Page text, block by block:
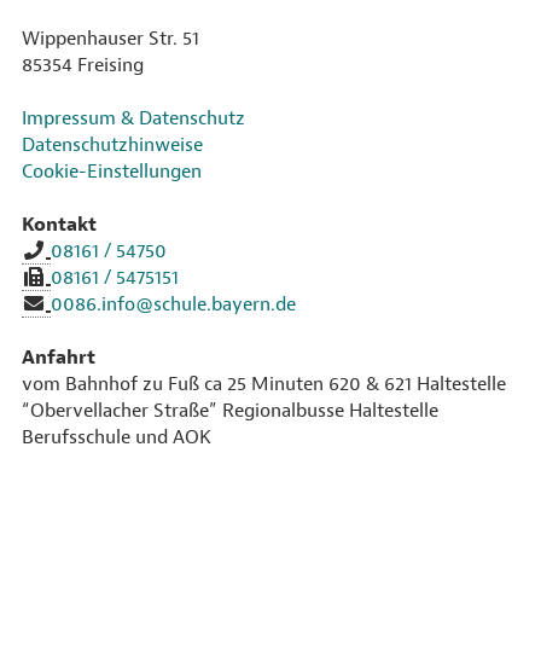
Wippenhauser Str. 51
85354 Freising
Impressum & Datenschutz
Datenschutzhinweise
Cookie-Einstellungen
Kontakt
08161 / 54750
08161 / 5475151
0086.info@schule.bayern.de
Anfahrt
vom Bahnhof zu Fuß ca 25 Minuten 620 & 621 Haltestelle
“Obervellacher Straße” Regionalbusse Haltestelle
Berufsschule und AOK